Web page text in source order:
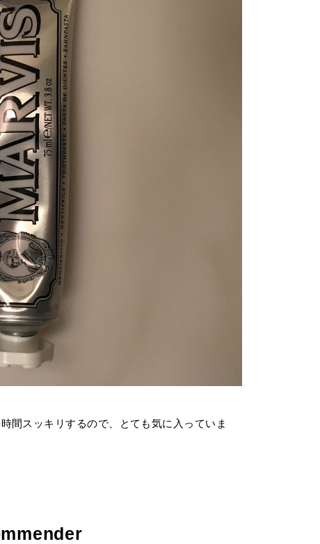
間スッキリするので、とても気に入っていま